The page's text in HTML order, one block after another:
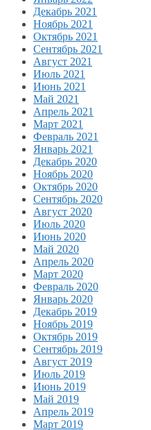
Декабрь 2021
Ноябрь 2021
Октябрь 2021
Сентябрь 2021
Август 2021
Июль 2021
Июнь 2021
Май 2021
Апрель 2021
Март 2021
Февраль 2021
Январь 2021
Декабрь 2020
Ноябрь 2020
Октябрь 2020
Сентябрь 2020
Август 2020
Июль 2020
Июнь 2020
Май 2020
Апрель 2020
Март 2020
Февраль 2020
Январь 2020
Декабрь 2019
Ноябрь 2019
Октябрь 2019
Сентябрь 2019
Август 2019
Июль 2019
Июнь 2019
Май 2019
Апрель 2019
Март 2019